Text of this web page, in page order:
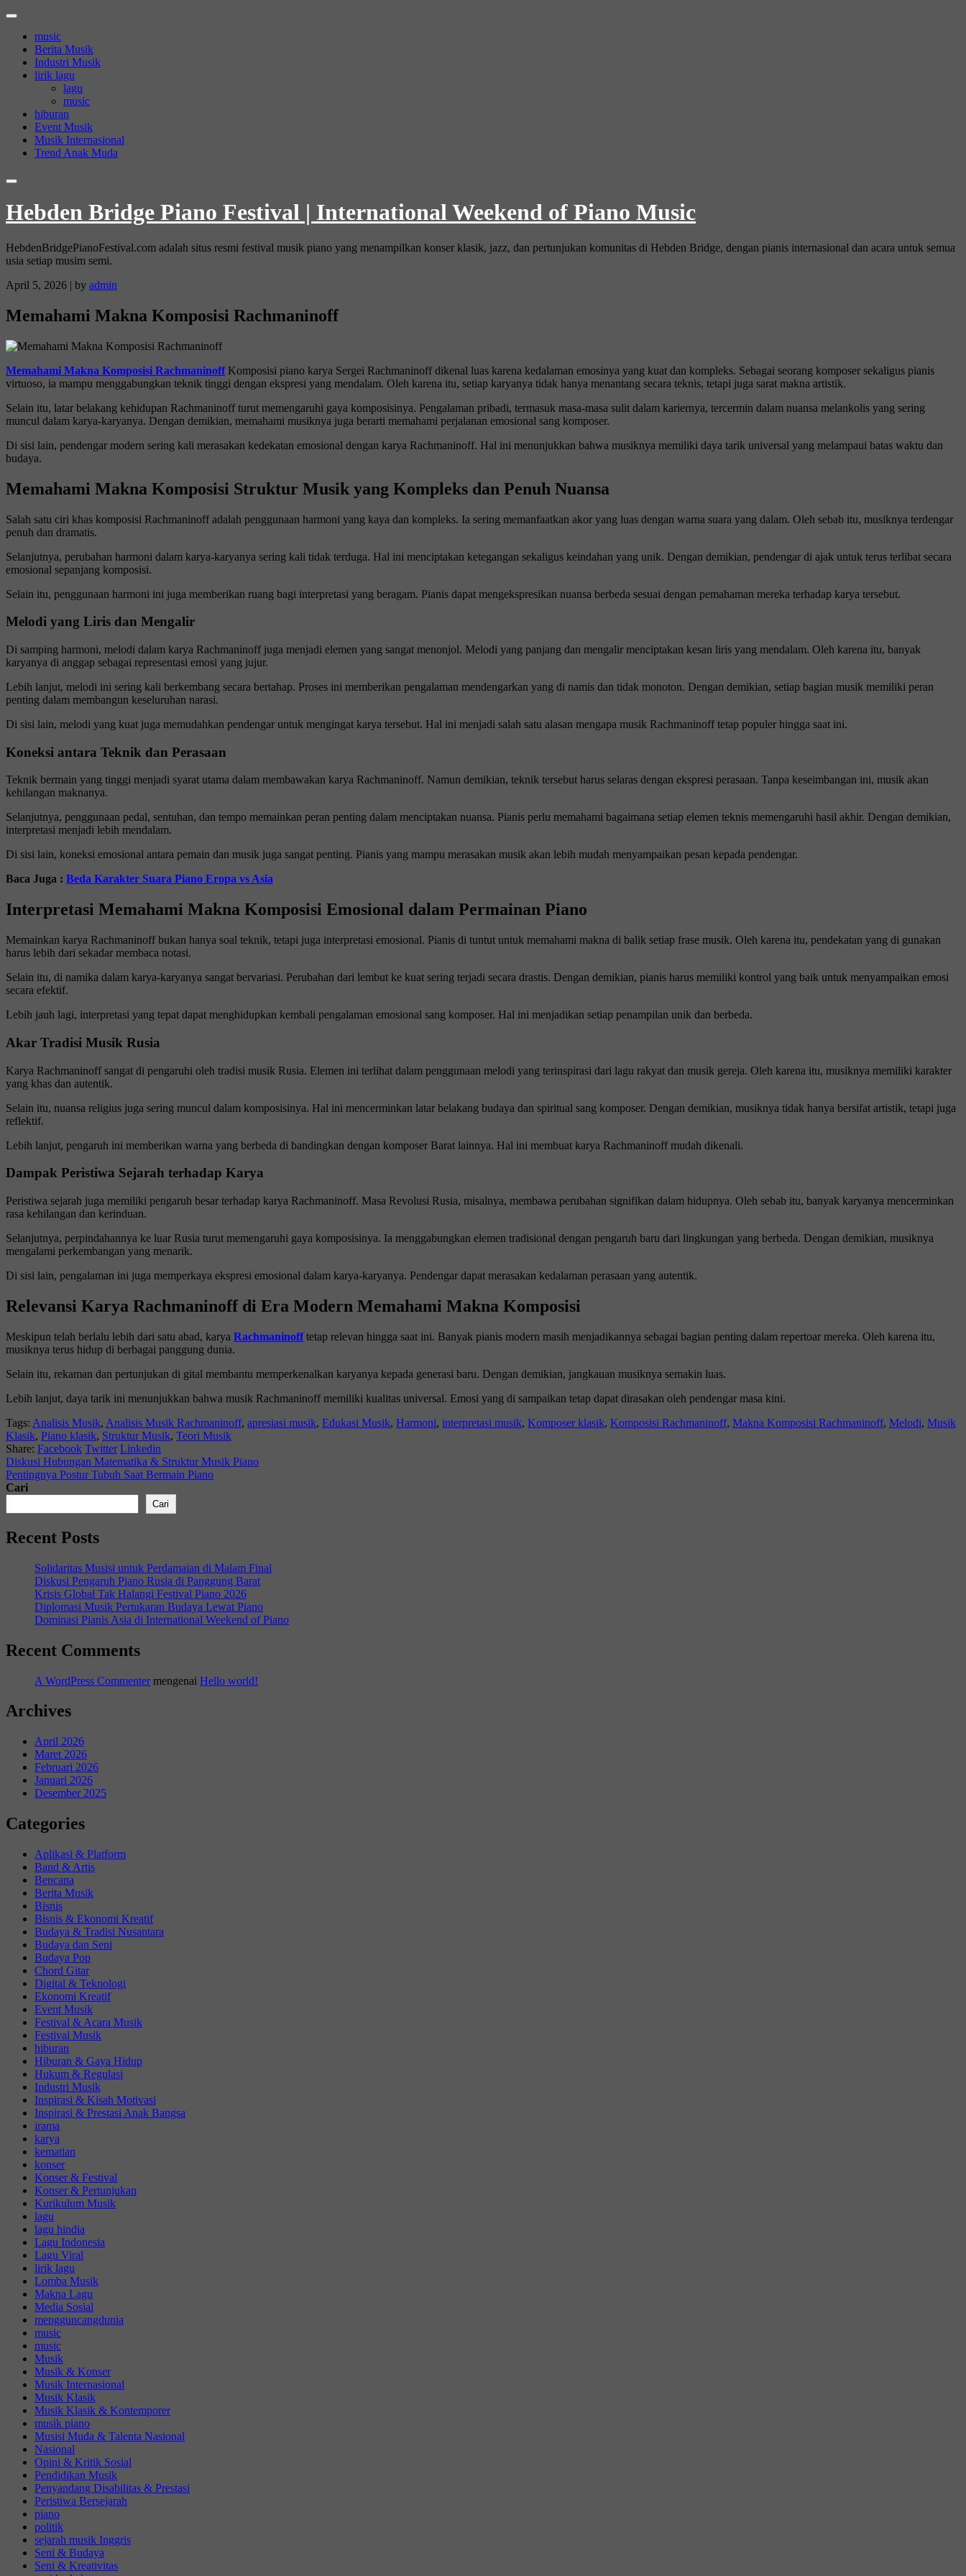
Skip
contentmusic
Berita Musik
Industri Musik
lirik lagu
lagu
music
hiburan
Event Musik
Musik Internasional
Trend Anak Muda
Hebden Bridge Piano Festival | International Weekend of Piano Music
HebdenBridgePianoFestival.com adalah situs resmi festival musik piano yang menampilkan konser klasik, jazz, dan pertunjukan komunitas di Hebden Bridge, dengan pianis internasional dan acara untuk semua
usia setiap musim semi.
April 5, 2026 | by admin
Memahami Makna Komposisi Rachmaninoff
Memahami Makna Komposisi RachmaninoffKomposisi piano karya Sergei Rachmaninoffdikenal luas karena kedalaman emosinya yang kuat dan kompleks. Sebagai seorang komposer sekaligus pianis
virtuoso, ia mampu menggabungkan teknik tinggi dengan ekspresi yang mendalam. Oleh karena itu, setiap karyanya tidak hanya menantang secara teknis, tetapi juga sarat makna artistik.
Selain itu, latar belakang kehidupan Rachmaninoff turut memengaruhi gaya komposisinya. Pengalaman pribadi, termasuk masa-masa sulit dalam kariernya, tercermin dalam nuansa melankolis yang sering
muncul dalam karya-karyanya. Dengan demikian, memahami musiknya juga berarti memahami perjalanan emosional sang komposer.
Di sisi lain, pendengar modern sering kali merasakan kedekatan emosional dengan karya Rachmaninoff. Hal ini menunjukkan bahwa musiknya memiliki daya tarik universal yang melampaui batas waktu dan
budaya.
Memahami Makna Komposisi Struktur Musik yang Kompleks dan Penuh Nuansa
Salah satu ciri khas komposisi Rachmaninoff adalah penggunaan harmoni yang kaya dan kompleks. Ia sering memanfaatkan akor yang luas dengan warna suara yang dalam. Oleh sebab itu, musiknya terdengar
penuh dan dramatis.
Selanjutnya, perubahan harmoni dalam karya-karyanya sering kali tidak terduga. Hal ini menciptakan ketegangan sekaligus keindahan yang unik. Dengan demikian, pendengar di ajak untuk terus terlibat secara
emosional sepanjang komposisi.
Selain itu, penggunaan harmoni ini juga memberikan ruang bagi interpretasi yang beragam. Pianis dapat mengekspresikan nuansa berbeda sesuai dengan pemahaman mereka terhadap karya tersebut.
Melodi yang Liris dan Mengalir
Di samping harmoni, melodi dalam karya Rachmaninoff juga menjadi elemen yang sangat menonjol. Melodi yang panjang dan mengalir menciptakan kesan liris yang mendalam. Oleh karena itu, banyak
karyanya di anggap sebagai representasi emosi yang jujur.
Lebih lanjut, melodi ini sering kali berkembang secara bertahap. Proses ini memberikan pengalaman mendengarkan yang di namis dan tidak monoton. Dengan demikian, setiap bagian musik memiliki peran
penting dalam membangun keseluruhan narasi.
Di sisi lain, melodi yang kuat juga memudahkan pendengar untuk mengingat karya tersebut. Hal ini menjadi salah satu alasan mengapa musik Rachmaninoff tetap populer hingga saat ini.
Koneksi antara Teknik dan Perasaan
Teknik bermain yang tinggi menjadi syarat utama dalam membawakan karya Rachmaninoff. Namun demikian, teknik tersebut harus selaras dengan ekspresi perasaan. Tanpa keseimbangan ini, musik akan
kehilangan maknanya.
Selanjutnya, penggunaan pedal, sentuhan, dan tempo memainkan peran penting dalam menciptakan nuansa. Pianis perlu memahami bagaimana setiap elemen teknis memengaruhi hasil akhir. Dengan demikian,
interpretasi menjadi lebih mendalam.
Di sisi lain, koneksi emosional antara pemain dan musik juga sangat penting. Pianis yang mampu merasakan musik akan lebih mudah menyampaikan pesan kepada pendengar.
Baca Juga : Beda Karakter Suara Piano Eropa vs Asia
Interpretasi Memahami Makna Komposisi Emosional dalam Permainan Piano
Memainkan karya Rachmaninoff bukan hanya soal teknik, tetapi juga interpretasi emosional. Pianis di tuntut untuk memahami makna di balik setiap frase musik. Oleh karena itu, pendekatan yang di gunakan
harus lebih dari sekadar membaca notasi.
Selain itu, di namika dalam karya-karyanya sangat bervariasi. Perubahan dari lembut ke kuat sering terjadi secara drastis. Dengan demikian, pianis harus memiliki kontrol yang baik untuk menyampaikan emosi
secara efektif.
Lebih jauh lagi, interpretasi yang tepat dapat menghidupkan kembali pengalaman emosional sang komposer. Hal ini menjadikan setiap penampilan unik dan berbeda.
Akar Tradisi Musik Rusia
Karya Rachmaninoff sangat di pengaruhi oleh tradisi musik Rusia. Elemen ini terlihat dalam penggunaan melodi yang terinspirasi dari lagu rakyat dan musik gereja. Oleh karena itu, musiknya memiliki karakter
yang khas dan autentik.
Selain itu, nuansa religius juga sering muncul dalam komposisinya. Hal ini mencerminkan latar belakang budaya dan spiritual sang komposer. Dengan demikian, musiknya tidak hanya bersifat artistik, tetapi juga
reflektif.
Lebih lanjut, pengaruh ini memberikan warna yang berbeda di bandingkan dengan komposer Barat lainnya. Hal ini membuat karya Rachmaninoff mudah dikenali.
Dampak Peristiwa Sejarah terhadap Karya
Peristiwa sejarah juga memiliki pengaruh besar terhadap karya Rachmaninoff. Masa Revolusi Rusia, misalnya, membawa perubahan signifikan dalam hidupnya. Oleh sebab itu, banyak karyanya mencerminkan
rasa kehilangan dan kerinduan.
Selanjutnya, perpindahannya ke luar Rusia turut memengaruhi gaya komposisinya. Ia menggabungkan elemen tradisional dengan pengaruh baru dari lingkungan yang berbeda. Dengan demikian, musiknya
mengalami perkembangan yang menarik.
Di sisi lain, pengalaman ini juga memperkaya ekspresi emosional dalam karya-karyanya. Pendengar dapat merasakan kedalaman perasaan yang autentik.
Relevansi Karya Rachmaninoff di Era Modern Memahami Makna Komposisi
Meskipun telah berlalu lebih dari satu abad, karya Rachmaninofftetap relevan hingga saat ini. Banyak pianis modern masih menjadikannya sebagai bagian penting dalam repertoar mereka. Oleh karena itu,
musiknya terus hidup di berbagai panggung dunia.
Selain itu, rekaman dan pertunjukan di gital membantu memperkenalkan karyanya kepada generasi baru. Dengan demikian, jangkauan musiknya semakin luas.
Lebih lanjut, daya tarik ini menunjukkan bahwa musik Rachmaninoff memiliki kualitas universal. Emosi yang di sampaikan tetap dapat dirasakan oleh pendengar masa kini.
Tags: Analisis Musik, Analisis Musik Rachmaninoff, apresiasi musik, Edukasi Musik, Harmoni, interpretasi musik, Komposer klasik, Komposisi Rachmaninoff, Makna Komposisi Rachmaninoff, Melodi, Musik
Klasik, Piano klasik, Struktur Musik, Teori Musik
Share: Facebook Twitter Linkedin
Diskusi Hubungan Matematika & Struktur Musik Piano
Pentingnya Postur Tubuh Saat Bermain Piano
Cari
Cari
Recent Posts
Solidaritas Musisi untuk Perdamaian di Malam Final
Diskusi Pengaruh Piano Rusia di Panggung Barat
Krisis Global Tak Halangi Festival Piano 2026
Diplomasi Musik Pertukaran Budaya Lewat Piano
Dominasi Pianis Asia di International Weekend of Piano
Recent Comments
A WordPress Commentermengenai Hello world!
Archives
April 2026
Maret 2026
Februari 2026
Januari 2026
Desember 2025
Categories
Aplikasi & Platform
Band & Artis
Bencana
Berita Musik
Bisnis
Bisnis & Ekonomi Kreatif
Budaya & Tradisi Nusantara
Budaya dan Seni
Budaya Pop
Chord Gitar
Digital & Teknologi
Ekonomi Kreatif
Event Musik
Festival & Acara Musik
Festival Musik
hiburan
Hiburan & Gaya Hidup
Hukum & Regulasi
Industri Musik
Inspirasi & Kisah Motivasi
Inspirasi & Prestasi Anak Bangsa
irama
karya
kematian
konser
Konser & Festival
Konser & Pertunjukan
Kurikulum Musik
lagu
lagu hindia
Lagu Indonesia
Lagu Viral
lirik lagu
Lomba Musik
Makna Lagu
Media Sosial
mengguncangdunia
music
music
Musik
Musik & Konser
Musik Internasional
Musik Klasik
Musik Klasik & Kontemporer
musik piano
Musisi Muda & Talenta Nasional
Nasional
Opini & Kritik Sosial
Pendidikan Musik
Penyandang Disabilitas & Prestasi
Peristiwa Bersejarah
piano
politik
sejarah musik Inggris
Seni & Budaya
Seni & Kreativitas